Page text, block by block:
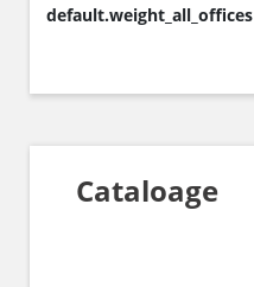
default.weight_all_offices
Cataloage